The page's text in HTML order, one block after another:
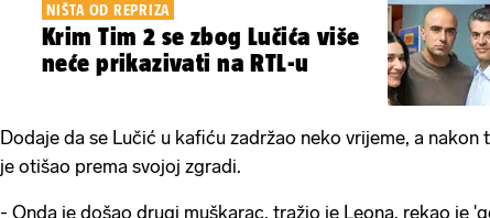
NIŠTA OD REPRIZA
Krim Tim 2 se zbog Lučića više
neće prikazivati na RTL-u
Dodaje da se Lučić u kafiću zadržao neko vrijeme, a nakon
je otišao prema svojoj zgradi.
- Onda je došao drugi muškarac, tražio je Leona, rekao je